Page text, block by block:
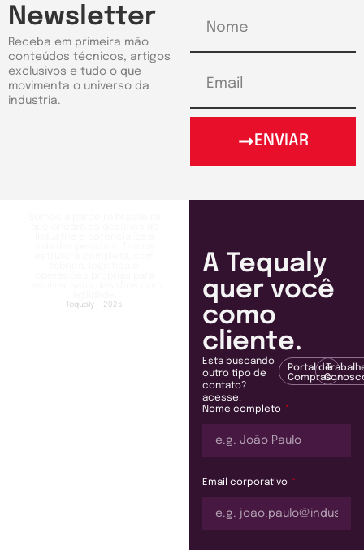
Newsletter
Receba em primeira mão
conteúdos técnicos, artigos
exclusivos e tudo o que
movimenta o universo da
industria.
ENVIAR
Tequaly - 2025
A Tequaly
quer você
como
cliente.
Esta buscando
outro tipo de
contato?
acesse:
Portal de
Compras
Nome completo
Email corporativo